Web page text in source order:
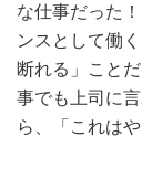
な仕事だった
ンスとして働
断れる」こと
事でも上司に
ら、「これは